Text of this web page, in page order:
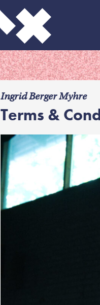
Ingrid Berger Myhre
Terms &